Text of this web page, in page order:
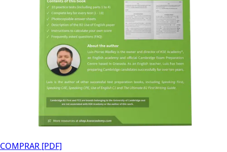
COMPRAR [PDF]